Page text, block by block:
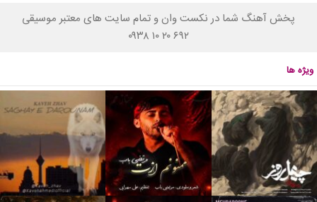
پخش آهنگ شما در نکست وان و تمام سایت های معتبر موسیقی
۰۹۳۸ ۱۰ ۲۰ ۶۹۲
ویژه ها